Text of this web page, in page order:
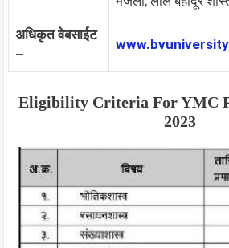
अधिकृत वेबसाईट
–
Eligibility Criteria ForYMC
2023